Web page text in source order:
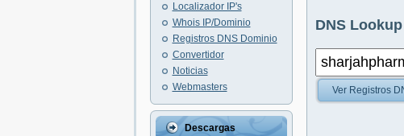
Localizador IP's
Whois IP/Dominio
Registros DNS Dominio
Convertidor
Noticias
Webmasters
Descargas
DNS
Ver Registros